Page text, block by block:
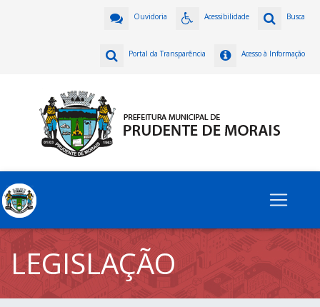
Busca
Acessibilidade
Ouvidoria
Acesso à Informação
Portal da Transparência
LEGISLAÇÃO